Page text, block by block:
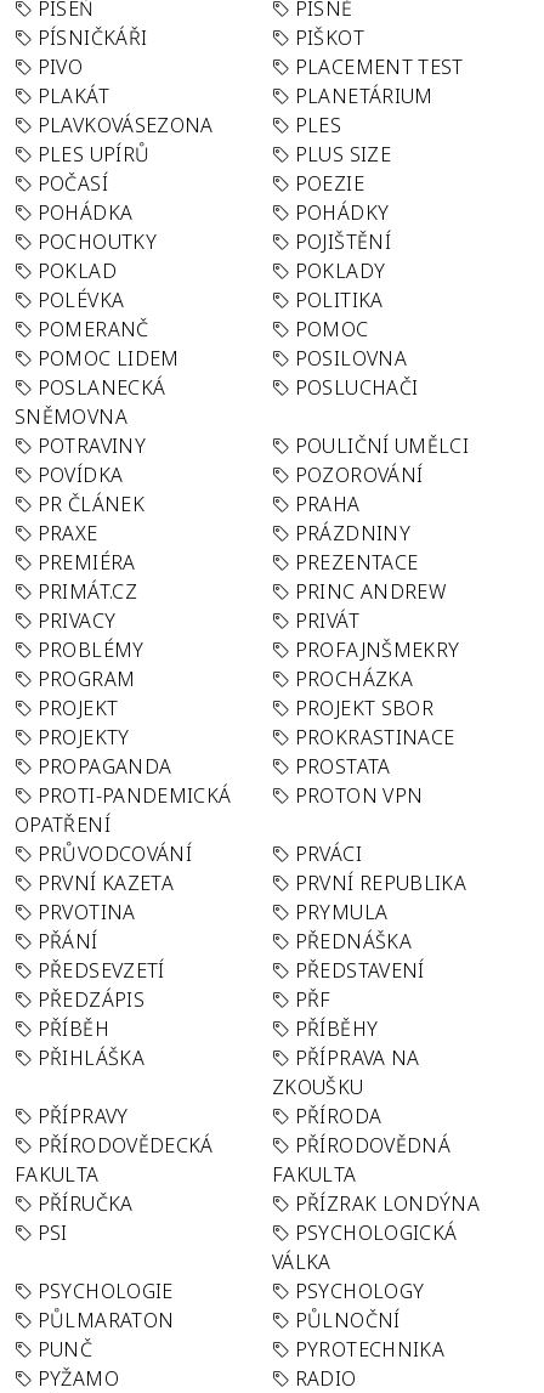
PÍSEŇ
PÍSNĚ
PÍSNIČKÁŘI
PIŠKOT
PIVO
PLACEMENT TEST
PLAKÁT
PLANETÁRIUM
PLAVKOVÁSEZONA
PLES
PLES UPÍRŮ
PLUS SIZE
POČASÍ
POEZIE
POHÁDKA
POHÁDKY
POCHOUTKY
POJIŠTĚNÍ
POKLAD
POKLADY
POLÉVKA
POLITIKA
POMERANČ
POMOC
POMOC LIDEM
POSILOVNA
POSLANECKÁ
SNĚMOVNA
POSLUCHAČI
POTRAVINY
POULIČNÍ UMĚLCI
POVÍDKA
POZOROVÁNÍ
PR ČLÁNEK
PRAHA
PRAXE
PRÁZDNINY
PREMIÉRA
PREZENTACE
PRIMÁT.CZ
PRINC ANDREW
PRIVACY
PRIVÁT
PROBLÉMY
PROFAJNŠMEKRY
PROGRAM
PROCHÁZKA
PROJEKT
PROJEKT SBOR
PROJEKTY
PROKRASTINACE
PROPAGANDA
PROSTATA
PROTI-PANDEMICKÁ
OPATŘENÍ
PROTON VPN
PRŮVODCOVÁNÍ
PRVÁCI
PRVNÍ KAZETA
PRVNÍ REPUBLIKA
PRVOTINA
PRYMULA
PŘÁNÍ
PŘEDNÁŠKA
PŘEDSEVZETÍ
PŘEDSTAVENÍ
PŘEDZÁPIS
PŘF
PŘÍBĚH
PŘÍBĚHY
PŘIHLÁŠKA
PŘÍPRAVA NA
ZKOUŠKU
PŘÍPRAVY
PŘÍRODA
PŘÍRODOVĚDECKÁ
FAKULTA
PŘÍRODOVĚDNÁ
FAKULTA
PŘÍRUČKA
PŘÍZRAK LONDÝNA
PSI
PSYCHOLOGICKÁ
VÁLKA
PSYCHOLOGIE
PSYCHOLOGY
PŮLMARATON
PŮLNOČNÍ
PUNČ
PYROTECHNIKA
PYŽAMO
RADIO